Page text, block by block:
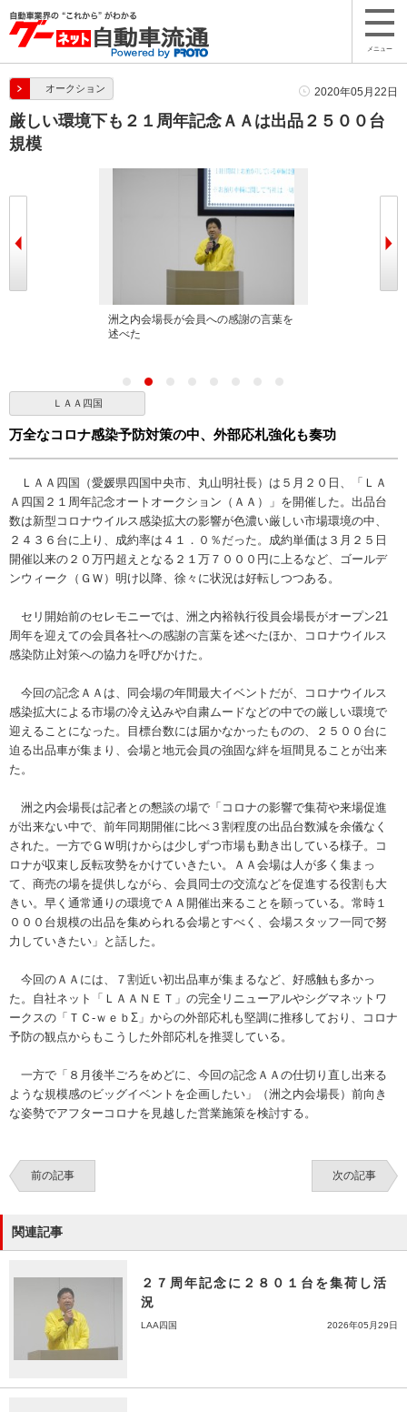
メニュー
オークション 2020年05月22日
厳しい環境下も２１周年記念ＡＡは出品２５００台
規模
洲之内会場長が会員への感謝の言葉を
述べた
ＬＡＡ四国
万全なコロナ感染予防対策の中、外部応札強化も奏功
ＬＡＡ四国（愛媛県四国中央市、丸山明社長）は５月２０日、「ＬＡ
Ａ四国２１周年記念オートオークション（ＡＡ）」を開催した。出品台
数は新型コロナウイルス感染拡大の影響が色濃い厳しい市場環境の中、
２４３６台に上り、成約率は４１．０％だった。成約単価は３月２５日
開催以来の２０万円超えとなる２１万７０００円に上るなど、ゴールデ
ンウィーク（ＧＷ）明け以降、徐々に状況は好転しつつある。
セリ開始前のセレモニーでは、洲之内裕執行役員会場長がオープン21
周年を迎えての会員各社への感謝の言葉を述べたほか、コロナウイルス
感染防止対策への協力を呼びかけた。
今回の記念ＡＡは、同会場の年間最大イベントだが、コロナウイルス
感染拡大による市場の冷え込みや自粛ムードなどの中での厳しい環境で
迎えることになった。目標台数には届かなかったものの、２５００台に
迫る出品車が集まり、会場と地元会員の強固な絆を垣間見ることが出来
た。
洲之内会場長は記者との懇談の場で「コロナの影響で集荷や来場促進
が出来ない中で、前年同期開催に比べ３割程度の出品台数減を余儀なく
された。一方でＧＷ明けからは少しずつ市場も動き出している様子。コ
ロナが収束し反転攻勢をかけていきたい。ＡＡ会場は人が多く集まっ
て、商売の場を提供しながら、会員同士の交流などを促進する役割も大
きい。早く通常通りの環境でＡＡ開催出来ることを願っている。常時１
０００台規模の出品を集められる会場とすべく、会場スタッフ一同で努
力していきたい」と話した。
今回のＡＡには、７割近い初出品車が集まるなど、好感触も多かっ
た。自社ネット「ＬＡＡＮＥＴ」の完全リニューアルやシグマネットワ
ークスの「ＴＣ-ｗｅｂΣ」からの外部応札も堅調に推移しており、コロナ
予防の観点からもこうした外部応札を推奨している。
一方で「８月後半ごろをめどに、今回の記念ＡＡの仕切り直し出来る
ような規模感のビッグイベントを企画したい」（洲之内会場長）前向き
な姿勢でアフターコロナを見越した営業施策を検討する。
前の記事 次の記事
関連記事
２７周年記念に２８０１台を集荷し活
況
LAA四国 2026年05月29日